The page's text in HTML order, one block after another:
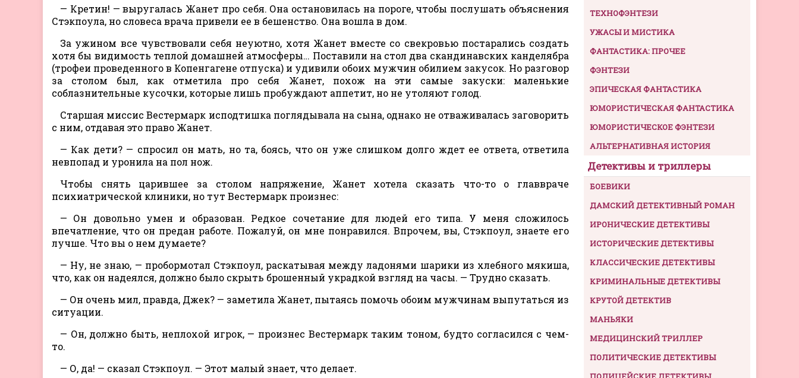
— Кретин! — выругалась Жанет про себя. Она остановилась на пороге, чтобы послушать объяснения
Стэкпоула, но словеса врача привели ее в бешенство. Она вошла в дом.
За ужином все чувствовали себя неуютно, хотя Жанет вместе со свекровью постарались создать
хотя бы видимость теплой домашней атмосферы… Поставили на стол два скандинавских канделябра
(трофеи проведенного в Копенгагене отпуска) и удивили обоих мужчин обилием закусок. Но разговор
за столом был, как отметила про себя Жанет, похож на эти самые закуски: маленькие
соблазнительные кусочки, которые лишь пробуждают аппетит, но не утоляют голод.
Старшая миссис Вестермарк исподтишка поглядывала на сына, однако не отваживалась заговорить
с ним, отдавая это право Жанет.
— Как дети? — спросил он мать, но та, боясь, что он уже слишком долго ждет ее ответа, ответила
невпопад и уронила на пол нож.
Чтобы снять царившее за столом напряжение, Жанет хотела сказать что-то о главвраче
психиатрической клиники, но тут Вестермарк произнес:
— Он довольно умен и образован. Редкое сочетание для людей его типа. У меня сложилось
впечатление, что он предан работе. Пожалуй, он мне понравился. Впрочем, вы, Стэкпоул, знаете его
лучше. Что вы о нем думаете?
— Ну, не знаю, — пробормотал Стэкпоул, раскатывая между ладонями шарики из хлебного мякиша,
что, как он надеялся, должно было скрыть брошенный украдкой взгляд на часы. — Трудно сказать.
— Он очень мил, правда, Джек? — заметила Жанет, пытаясь помочь обоим мужчинам выпутаться из
ситуации.
— Он, должно быть, неплохой игрок, — произнес Вестермарк таким тоном, будто согласился с чем-
то.
— О, да! — сказал Стэкпоул. — Этот малый знает, что делает.
ТЕХНОФЭНТЕЗИ
УЖАСЫ И МИСТИКА
ФАНТАСТИКА: ПРОЧЕЕ
ФЭНТЕЗИ
ЭПИЧЕСКАЯ ФАНТАСТИКА
ЮМОРИСТИЧЕСКАЯ ФАНТАСТИКА
ЮМОРИСТИЧЕСКОЕ ФЭНТЕЗИ
АЛЬТЕРНАТИВНАЯ ИСТОРИЯ
Детективы и триллеры
БОЕВИКИ
ДАМСКИЙ ДЕТЕКТИВНЫЙ РОМАН
ИРОНИЧЕСКИЕ ДЕТЕКТИВЫ
ИСТОРИЧЕСКИЕ ДЕТЕКТИВЫ
КЛАССИЧЕСКИЕ ДЕТЕКТИВЫ
КРИМИНАЛЬНЫЕ ДЕТЕКТИВЫ
КРУТОЙ ДЕТЕКТИВ
МАНЬЯКИ
МЕДИЦИНСКИЙ ТРИЛЛЕР
ПОЛИТИЧЕСКИЕ ДЕТЕКТИВЫ